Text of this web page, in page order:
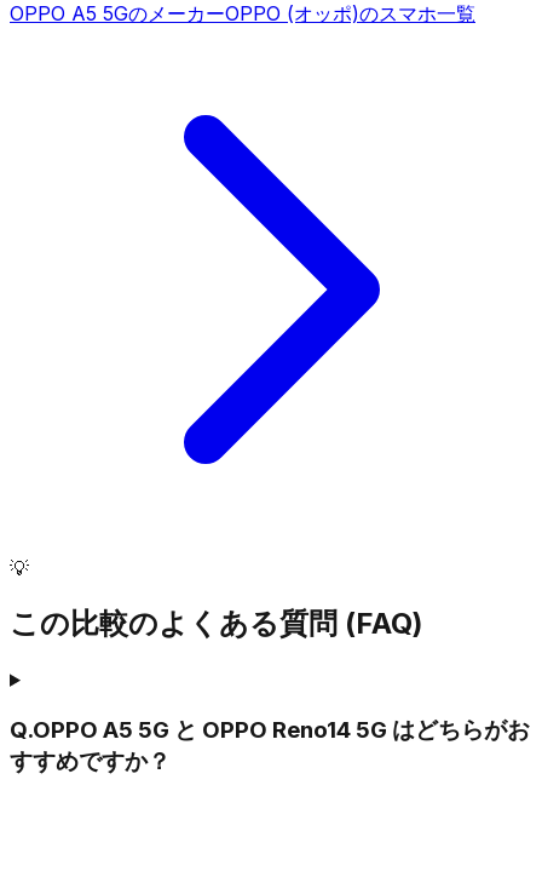
OPPO A5 5GのメーカーOPPO (オッポ)のスマホ一覧
💡
この比較のよくある質問 (FAQ)
Q.OPPO A5 5G と OPPO Reno14 5G はどちらがお
すすめですか？